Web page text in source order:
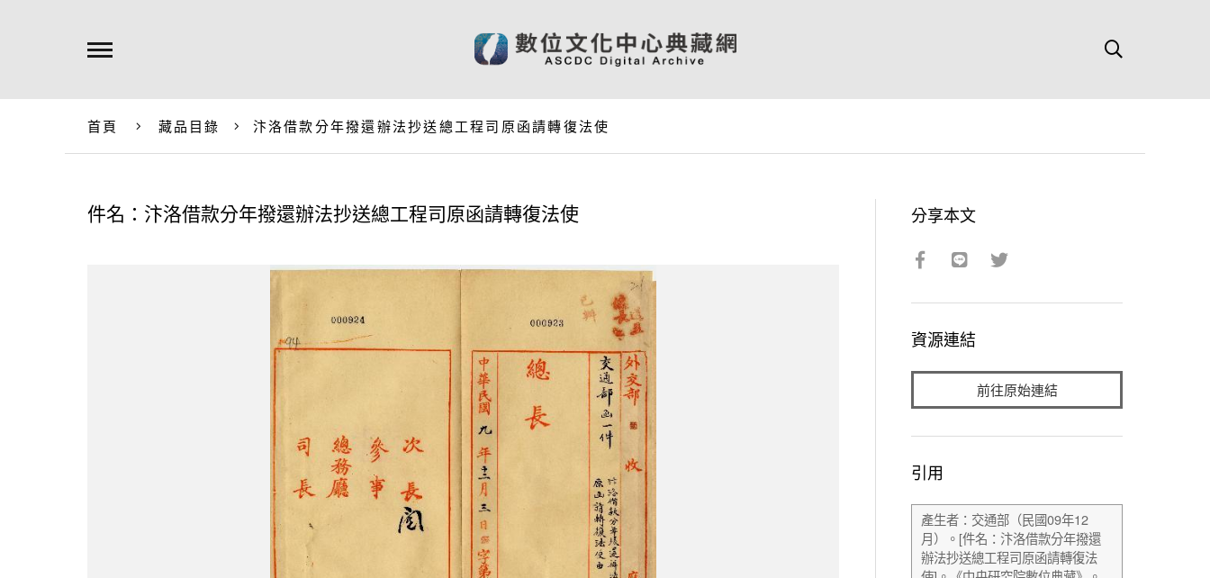
首頁 藏品目錄 汴洛借款分年撥還辦法抄送總工程司原函請轉復法使
件名：汴洛借款分年撥還辦法抄送總工程司原函請轉復法使 分享本文
資源連結
前往原始連結
引用